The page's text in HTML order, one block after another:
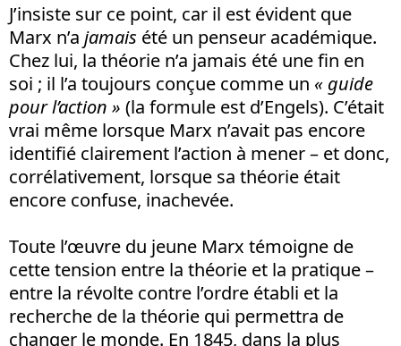
J’insiste sur ce point, car il est évident que
Marx n’a jamais été un penseur académique.
Chez lui, la théorie n’a jamais été une fin en
soi ; il l’a toujours conçue comme un « guide
pour l’action » (la formule est d’Engels). C’était
vrai même lorsque Marx n’avait pas encore
identifié clairement l’action à mener – et donc,
corrélativement, lorsque sa théorie était
encore confuse, inachevée.
Toute l’œuvre du jeune Marx témoigne de
cette tension entre la théorie et la pratique –
entre la révolte contre l’ordre établi et la
recherche de la théorie qui permettra de
changer le monde. En 1845, dans la plus